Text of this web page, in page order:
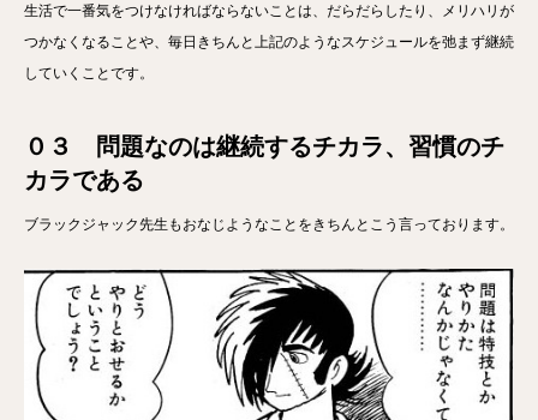
生活で一番気をつけなければならないことは、だらだらしたり、メリハリが
つかなくなることや、毎日きちんと上記のようなスケジュールを弛まず継続
していくことです。
０３ 問題なのは継続するチカラ、習慣のチ
カラである
ブラックジャック先生もおなじようなことをきちんとこう言っております。